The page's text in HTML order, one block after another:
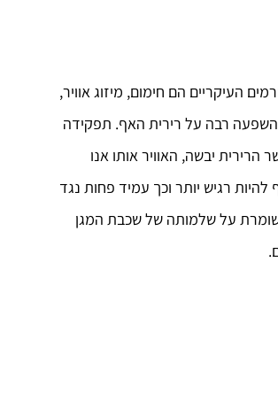
העיקריים הם חימום, מיזוג אוויר,
השפעה רבה על רירית האף. תפקידה
הרירית יבשה, האוויר אותו אנו
רגיש יותר וכך עמיד פחות נגד
שומרת על שלמותה של שכבת המגן